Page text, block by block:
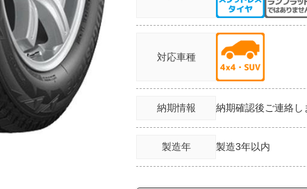
対応車種
納期情報 納期確認後ご連絡し
製造年 製造3年以内